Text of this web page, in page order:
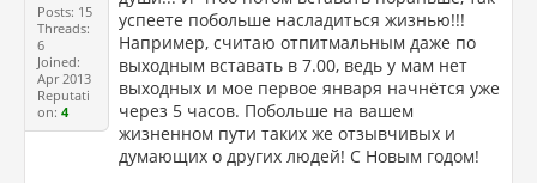
Posts: 15
Threads:
6
Joined:
Apr 2013
Reputati
on:4
успеете побольше насладиться жизнью!!!
Например, считаю отпитмальным даже по
выходным вставать в 7.00, ведь у мам нет
выходных и мое первое января начнётся уже
через 5 часов. Побольше на вашем
жизненном пути таких же отзывчивых и
думающих о других людей! С Новым годом!